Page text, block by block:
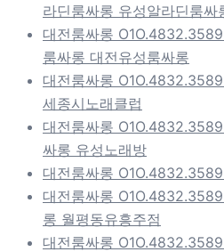
라딘룸싸롱 유성알라딘룸싸
대전룸싸롱
룸싸롱 대전유성룸싸롱
대전룸싸롱
세종시노래클럽
대전룸싸롱
싸롱 유성노래방
대전룸싸롱
대전룸싸롱
롱 월평동유흥주점
대전룸싸롱